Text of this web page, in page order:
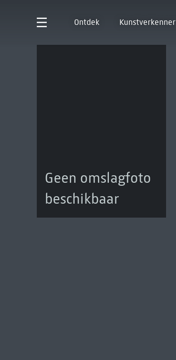
Ontdek Kunstverkenner
Geen omslagfoto
beschikbaar